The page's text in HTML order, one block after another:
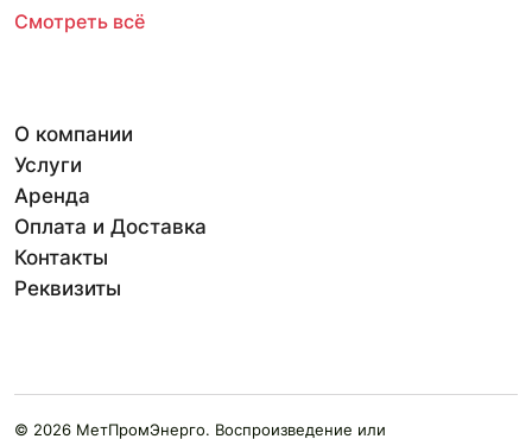
Смотреть всё
О компании
Услуги
Аренда
Оплата и Доставка
Контакты
Реквизиты
© 2026 МетПромЭнерго. Воспроизведение или